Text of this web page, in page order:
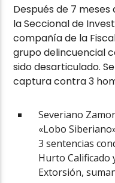
Después de 7
la Seccional de
compañía de la
grupo delincuencial
sido desarticulado.
captura contra 3
Severiano
«Lobo
3 sentencias
Hurto Calificado
Extorsión,